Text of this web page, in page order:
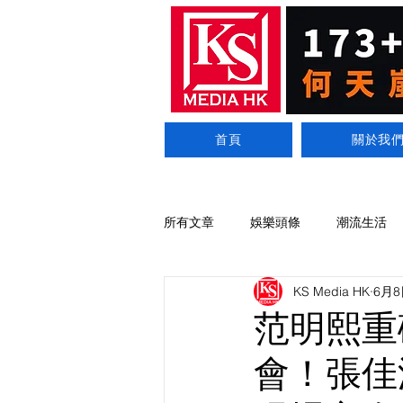
首頁 關於我
所有文章 娛樂頭條 潮流生活
范明熙
會！張
KS Media HK 6月8